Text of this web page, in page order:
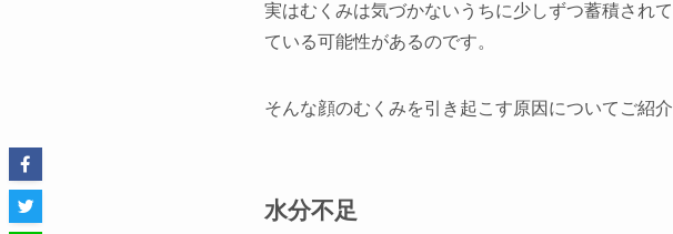
実はむくみは気づかないうちに少しずつ蓄積され
ている可能性があるのです。
そんな顔のむくみを引き起こす原因についてご紹介
水分不足